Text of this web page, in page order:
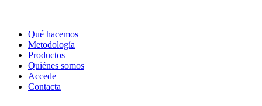
Qué hacemos
Metodología
Productos
Quiénes somos
Accede
Contacta